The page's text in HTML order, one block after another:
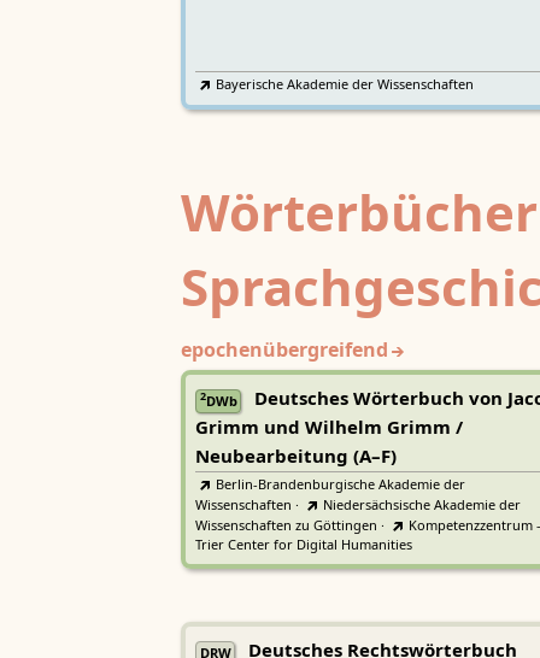
Bayerische Akademie der Wissenschaften
epochenübergreifend
2DWb
Deutsches Wörterbuch von
Grimm und Wilhelm Grimm /
Neubearbeitung (A–F)
Berlin-Brandenburgische Akademie der
Wissenschaften ·
Niedersächsische Akademie der
Wissenschaften zu Göttingen ·
Kompetenzzentrum -
Trier Center for Digital Humanities
DRW Deutsches Rechtswörterbuch